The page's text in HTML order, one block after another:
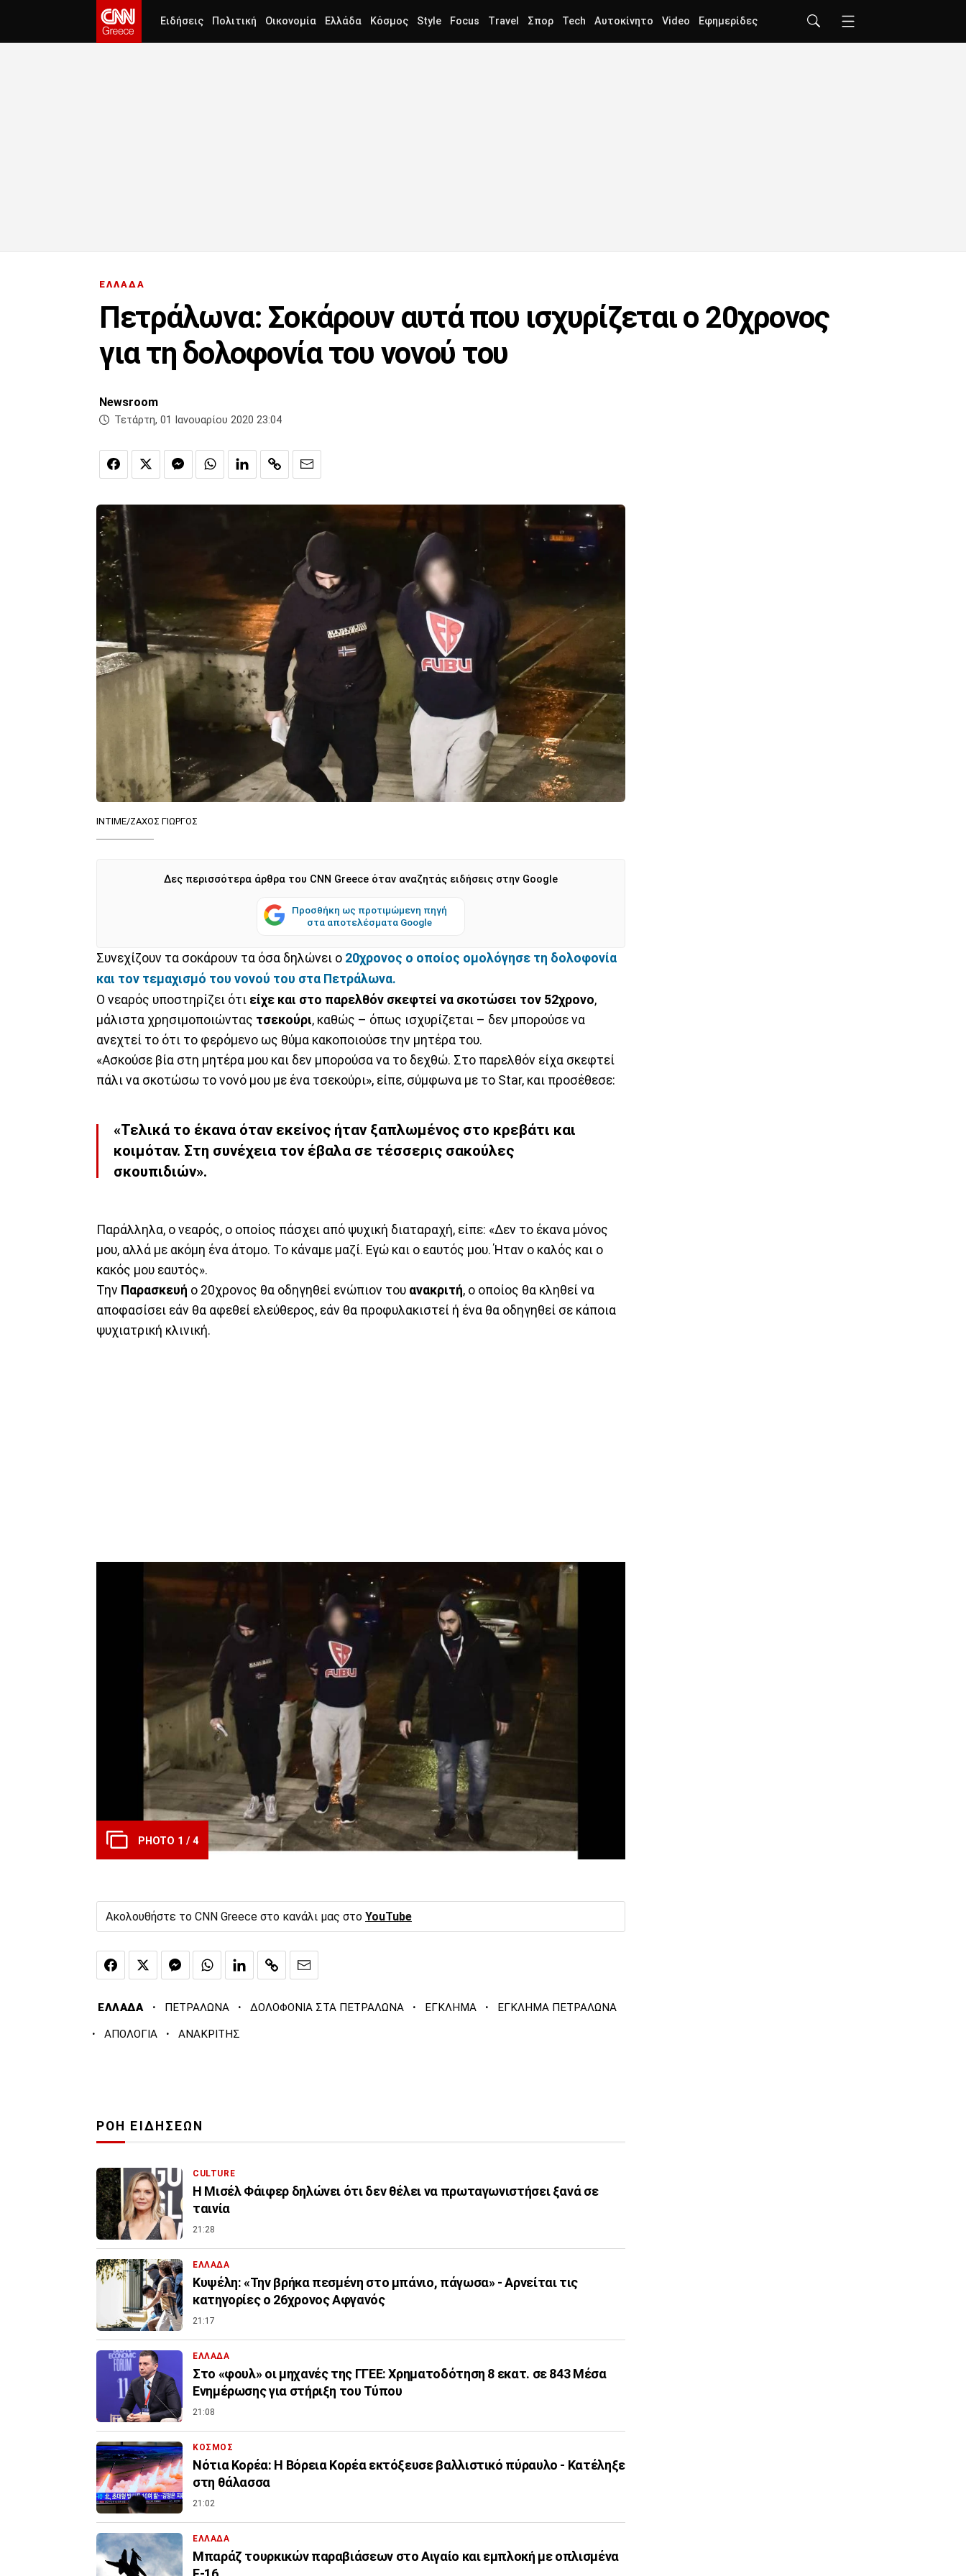
Ειδήσεις Πολιτική Οικονομία Ελλάδα Κόσμος Style Focus Travel Σπορ Tech Αυτοκίνητο Video Εφημερίδες
ΕΛΛΑΔΑ
Πετράλωνα: Σοκάρουν αυτά που ισχυρίζεται ο 20χρονος
για τη δολοφονία του νονού του
Newsroom
Τετάρτη, 01 Ιανουαρίου 2020 23:04
ΙΝΤΙΜΕ/ΖΑΧΟΣ ΓΙΩΡΓΟΣ
Δες περισσότερα άρθρα του CNN Greece όταν αναζητάς ειδήσεις στην Google
Προσθήκη ως προτιμώμενη πηγή
στα αποτελέσματα Google
Συνεχίζουν τα σοκάρουν τα όσα δηλώνει ο 20χρονος ο οποίος ομολόγησε τη δολοφονία
και τον τεμαχισμό του νονού του στα Πετράλωνα.
Ο νεαρός υποστηρίζει ότι είχε και στο παρελθόν σκεφτεί να σκοτώσει τον 52χρονο,
μάλιστα χρησιμοποιώντας τσεκούρι, καθώς – όπως ισχυρίζεται – δεν μπορούσε να
ανεχτεί το ότι το φερόμενο ως θύμα κακοποιούσε την μητέρα του.
«Ασκούσε βία στη μητέρα μου και δεν μπορούσα να το δεχθώ. Στο παρελθόν είχα σκεφτεί
πάλι να σκοτώσω το νονό μου με ένα τσεκούρι», είπε, σύμφωνα με το Star, και προσέθεσε:
«Τελικά το έκανα όταν εκείνος ήταν ξαπλωμένος στο κρεβάτι και
κοιμόταν. Στη συνέχεια τον έβαλα σε τέσσερις σακούλες
σκουπιδιών».
Παράλληλα, ο νεαρός, ο οποίος πάσχει από ψυχική διαταραχή, είπε: «Δεν το έκανα μόνος
μου, αλλά με ακόμη ένα άτομο. Το κάναμε μαζί. Εγώ και ο εαυτός μου. Ήταν ο καλός και ο
κακός μου εαυτός».
Την Παρασκευή ο 20χρονος θα οδηγηθεί ενώπιον του ανακριτή, ο οποίος θα κληθεί να
αποφασίσει εάν θα αφεθεί ελεύθερος, εάν θα προφυλακιστεί ή ένα θα οδηγηθεί σε κάποια
ψυχιατρική κλινική.
PHOTO 1 / 4
Ακολουθήστε το CNN Greece στο κανάλι μας στο YouTube
ΕΛΛΑΔΑ · ΠΕΤΡΑΛΩΝΑ · ΔΟΛΟΦΟΝΙΑ ΣΤΑ ΠΕΤΡΑΛΩΝΑ · ΕΓΚΛΗΜΑ · ΕΓΚΛΗΜΑ ΠΕΤΡΑΛΩΝΑ
· ΑΠΟΛΟΓΙΑ · ΑΝΑΚΡΙΤΗΣ
ΡΟΗ ΕΙΔΗΣΕΩΝ
CULTURE
Η Μισέλ Φάιφερ δηλώνει ότι δεν θέλει να πρωταγωνιστήσει ξανά σε
ταινία
21:28
ΕΛΛΑΔΑ
Κυψέλη: «Την βρήκα πεσμένη στο μπάνιο, πάγωσα» - Αρνείται τις
κατηγορίες ο 26χρονος Αφγανός
21:17
ΕΛΛΑΔΑ
Στο «φουλ» οι μηχανές της ΓΓΕΕ: Χρηματοδότηση 8 εκατ. σε 843 Μέσα
Ενημέρωσης για στήριξη του Τύπου
21:08
ΚΟΣΜΟΣ
Νότια Κορέα: Η Βόρεια Κορέα εκτόξευσε βαλλιστικό πύραυλο - Κατέληξε
στη θάλασσα
21:02
ΕΛΛΑΔΑ
Μπαράζ τουρκικών παραβιάσεων στο Αιγαίο και εμπλοκή με οπλισμένα